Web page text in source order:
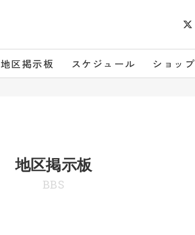
地区掲示板 スケジュール ショップ
地区掲示板
BBS